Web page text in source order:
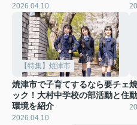
2026.04.10
【特集】焼津市
焼津市で子育てするなら要チェ
ック！大村中学校の部活動と住
環境を紹介
2026.04.10